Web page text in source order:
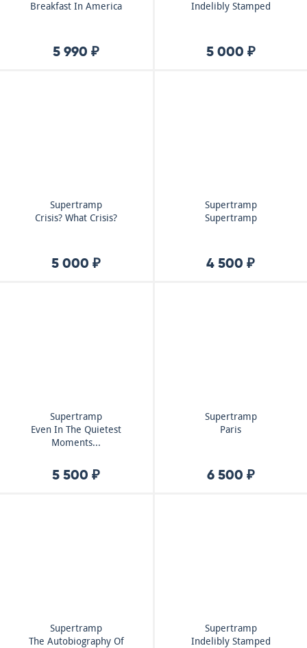
Breakfast In America
5 990 ₽
Indelibly Stamped
5 000 ₽
Supertramp
Crisis? What Crisis?
5 000 ₽
Supertramp
Supertramp
4 500 ₽
Supertramp
Even In The Quietest
Moments...
5 500 ₽
Supertramp
Paris
6 500 ₽
Supertramp
The Autobiography Of
Supertramp
Indelibly Stamped